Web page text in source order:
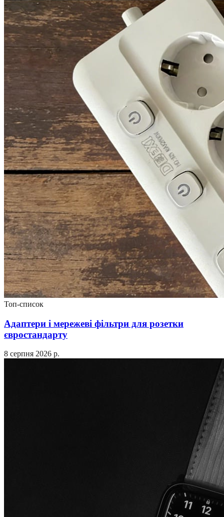
Топ-список
Адаптери і мережеві фільтри для розетки
євростандарту
8 серпня 2026 р.